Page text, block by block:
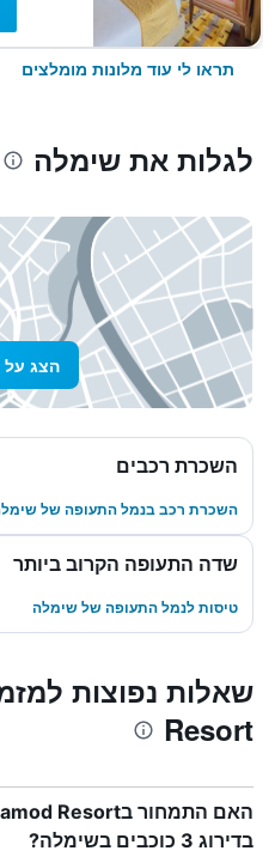
תראו לי עוד מלונות מומלצים
לגלות את שימלה
הצג
השכרת רכבים
השכרת רכב בנמל התעופה של
שדה התעופה הקרוב ביותר
טיסות לנמל התעופה של שימלה
Resort
בדירוג 3 כוכבים בשימלה?